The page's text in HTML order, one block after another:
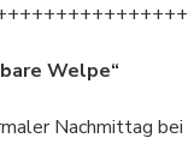
Welpe“
Nachmittag